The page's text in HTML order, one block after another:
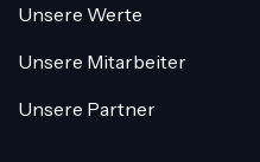
Unsere Werte
Unsere Mitarbeiter
Unsere Partner